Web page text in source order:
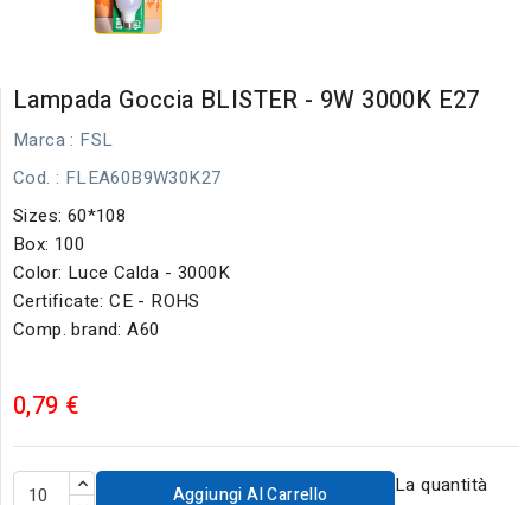
Lampada Goccia BLISTER - 9W 3000K E27
Marca : FSL
Cod. : FLEA60B9W30K27
Sizes: 60*108
Box: 100
Color: Luce Calda - 3000K
Certificate: CE - ROHS
Comp. brand: A60
0,79 €
Aggiungi Al Carrello
La quantità